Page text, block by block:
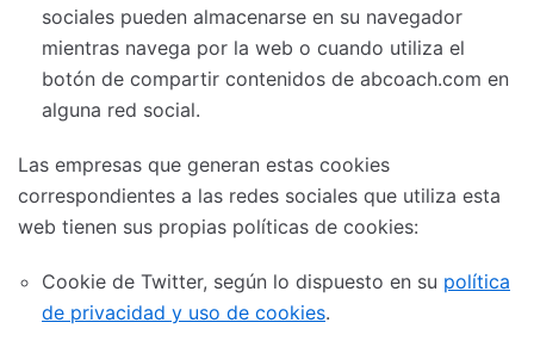
sociales pueden almacenarse en su navegador
mientras navega por la web o cuando utiliza el
botón de compartir contenidos de abcoach.com en
alguna red social.
Las empresas que generan estas cookies
correspondientes a las redes sociales que utiliza esta
web tienen sus propias políticas de cookies:
Cookie de Twitter, según lo dispuesto en su política
de privacidad y uso de cookies.